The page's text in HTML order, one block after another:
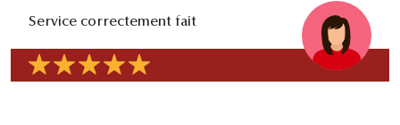
Service correctement fait